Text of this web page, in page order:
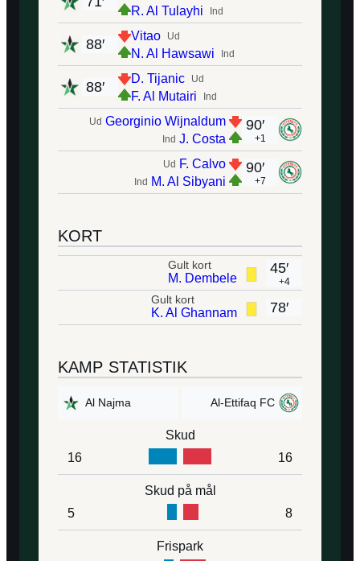
Ind
R. Al Tulayhi
Ud
Vitao
Ind
N. Al Hawsawi
88′
Ud
D. Tijanic
Ind
F. Al Mutairi
88′
90′
+1
Ud Georginio Wijnaldum
Ind J. Costa
90′
+7
Ud F. Calvo
Ind M. Al Sibyani
KORT
45′
+4
Gult kort
M. Dembele
78′
Gult kort
K. Al Ghannam
KAMP STATISTIK
Al Najma Al-Ettifaq FC
Skud
16
16
Skud på mål
5
8
Frispark